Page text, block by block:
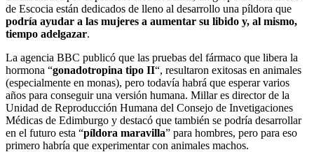
de Escocia están dedicados de lleno al desarrollo una píldora que
podría ayudar a las mujeres a aumentar su libido y, al mismo,
tiempo adelgazar.
La agencia BBC publicó que las pruebas del fármaco que libera la
hormona “gonadotropina tipo II“, resultaron exitosas en animales
(especialmente en monas), pero todavía habrá que esperar varios
años para conseguir una versión humana. Millar es director de la
Unidad de Reproducción Humana del Consejo de Invetigaciones
Médicas de Edimburgo y destacó que también se podría desarrollar
en el futuro esta “píldora maravilla” para hombres, pero para eso
primero habría que experimentar con animales machos.